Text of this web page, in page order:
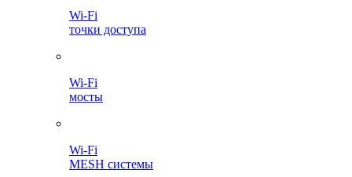
Wi-Fi
точки доступа
Wi-Fi
мосты
Wi-Fi
MESH системы